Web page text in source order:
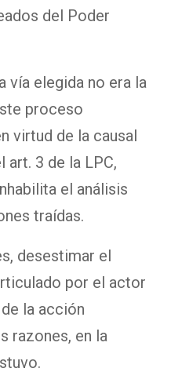
del Poder
vía elegida no era la
proceso
virtud de la causal
art. 3 de la LPC,
el análisis
traídas.
desestimar el
por el actor
la acción
razones, en la